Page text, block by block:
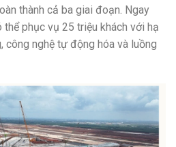
thành cả ba giai đoạn. Ngay
phục vụ 25 triệu khách với hạ
công nghệ tự động hóa và luồng